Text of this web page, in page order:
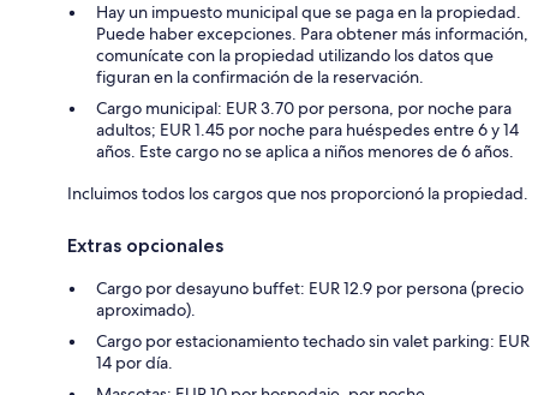
Hay un impuesto municipal que se paga en la propiedad.
Puede haber excepciones. Para obtener más información,
comunícate con la propiedad utilizando los datos que
figuran en la confirmación de la reservación.
Cargo municipal: EUR 3.70 por persona, por noche para
adultos; EUR 1.45 por noche para huéspedes entre 6 y 14
años. Este cargo no se aplica a niños menores de 6 años.
Incluimos todos los cargos que nos proporcionó la propiedad.
Extras opcionales
Cargo por desayuno buffet: EUR 12.9 por persona (precio
aproximado).
Cargo por estacionamiento techado sin valet parking: EUR
14 por día.